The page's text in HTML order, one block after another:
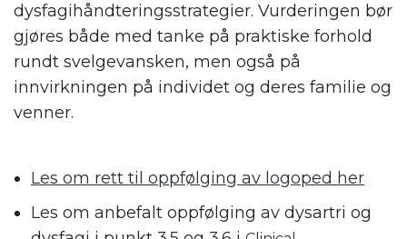
dysfagihåndteringsstrategier. Vurderingen bør
gjøres både med tanke på praktiske forhold
rundt svelgevansken, men også på
innvirkningen på individet og deres familie og
venner.
Les om rett til oppfølging av logoped her
Les om anbefalt oppfølging av dysartri og